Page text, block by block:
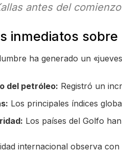
antes del
inmediatos
ha generado un
del petróleo: Registró un
Los principales índices
Los países del Golfo
internacional observa